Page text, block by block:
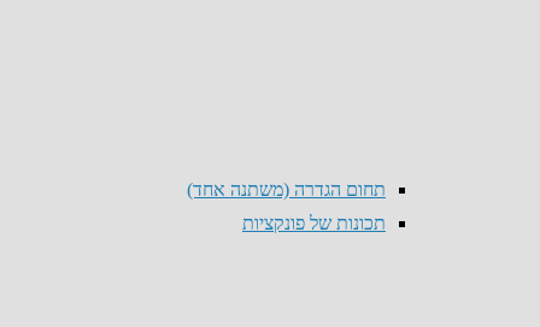
תחום הגדרה (משתנה אחד)
תכונות של פונקציות